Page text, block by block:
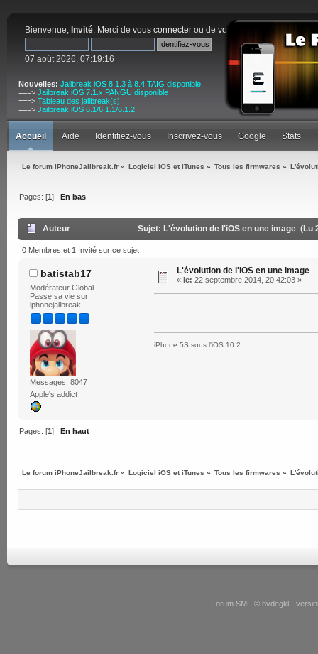
Bienvenue, Invité. Merci de vous connecter ou de vous inscrire
07 août 2026, 07:19:16
Nouvelles: Jailbreak iOS 8.1.3 à 8.4 TAIG disponible
===> Jailbreak iOS 7.1.x PANGU disponible
===> Tableau des jailbreak(s)
===> Jailbreak iOS 6.1/6.1.1/6.1.2
Accueil Aide Identifiez-vous Inscrivez-vous Google Stats
Le forum iPhoneJailbreak.fr » Logiciel iOS et iTunes » Tous les firmwares »
Pages: [1] En bas
Auteur Sujet: L'évolution de l'iOS en une image (Lu
0 Membres et 1 Invité sur ce sujet
batistab17
Modérateur Global
Passe sa vie sur
iphonejailbreak
Messages: 8047
Apple's addict
L'évolution de l'iOS en une image
« le: 22 septembre 2014, 20:42:03 »
iPhone 5S sous l'iOS 10.2
Pages: [1]En haut
Le forum iPhoneJailbreak.fr » Logiciel iOS et iTunes » Tous les firmwares »
Forum SMF © hvdcgkl -